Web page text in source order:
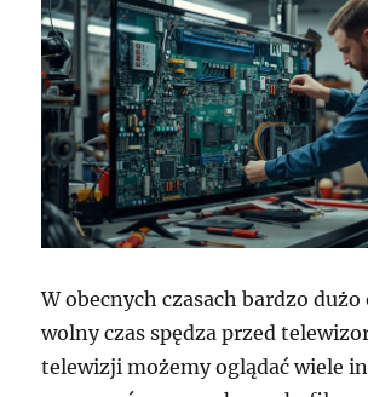
W obecnych czasach bardzo dużo
wolny czas spędza przed
telewizji możemy oglądać wiele